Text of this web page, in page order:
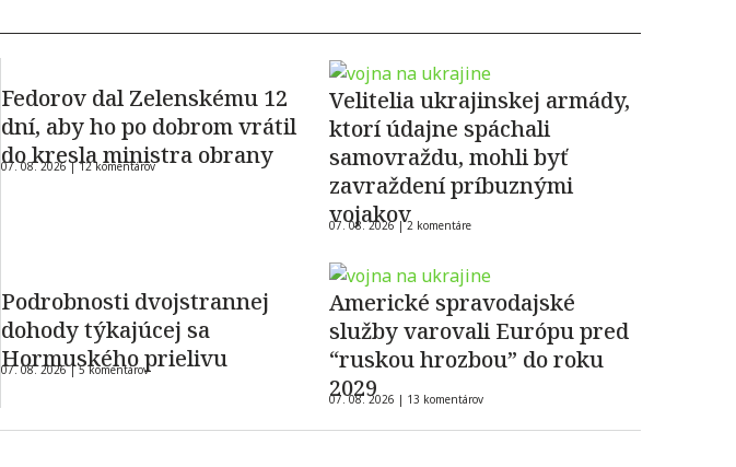
Fedorov dal Zelenskému 12
dní, aby ho po dobrom vrátil
do kresla ministra obrany
07. 08. 2026 |12 komentárov
Velitelia ukrajinskej armády,
ktorí údajne spáchali
samovraždu, mohli byť
zavraždení príbuznými
vojakov
07. 08. 2026 |2 komentáre
Podrobnosti dvojstrannej
dohody týkajúcej sa
Hormuského prielivu
07. 08. 2026 |5 komentárov
Americké spravodajské
služby varovali Európu pred
“ruskou hrozbou” do roku
2029
07. 08. 2026 | 13 komentárov